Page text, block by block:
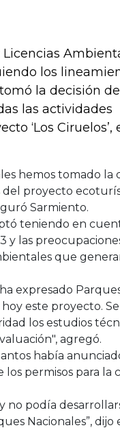
los
la decisión
las actividades
‘Los Ciruelos’,
hemos tomado la
proyecto
Sarmiento.
teniendo en
y las
que
expresado
este proyecto.
los estudios
agregó.
había
los permisos para la
no podía
Nacionales”, dijo